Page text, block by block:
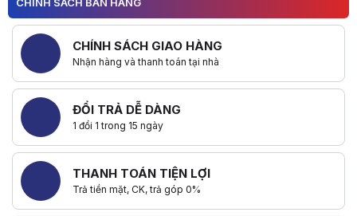
CHÍNH SÁCH GIAO HÀNG
Nhận hàng và thanh toán tại nhà
ĐỔI TRẢ DỄ DÀNG
1 đổi 1 trong 15 ngày
THANH TOÁN TIỆN LỢI
Trả tiền mặt, CK, trả góp 0%